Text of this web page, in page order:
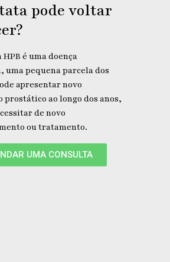
pode voltar
HPB é uma doença
uma pequena parcela dos
apresentar novo
prostático ao longo dos anos,
de novo
ou tratamento.
UMA CONSULTA